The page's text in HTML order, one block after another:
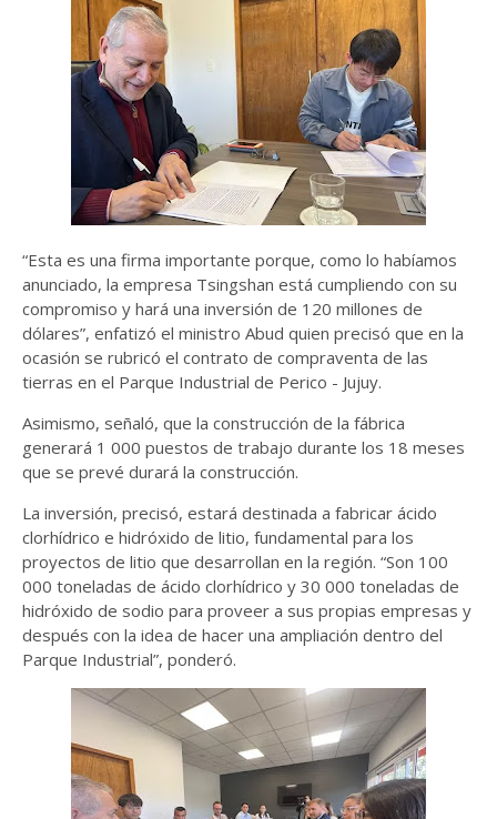
“Esta es una firma importante porque, como lo habíamos
anunciado, la empresa Tsingshan está cumpliendo con su
compromiso y hará una inversión de 120 millones de
dólares”, enfatizó el ministro Abud quien precisó que en la
ocasión se rubricó el contrato de compraventa de las
tierras en el Parque Industrial de Perico - Jujuy.
Asimismo, señaló, que la construcción de la fábrica
generará 1 000 puestos de trabajo durante los 18 meses
que se prevé durará la construcción.
La inversión, precisó, estará destinada a fabricar ácido
clorhídrico e hidróxido de litio, fundamental para los
proyectos de litio que desarrollan en la región. “Son 100
000 toneladas de ácido clorhídrico y 30 000 toneladas de
hidróxido de sodio para proveer a sus propias empresas y
después con la idea de hacer una ampliación dentro del
Parque Industrial”, ponderó.